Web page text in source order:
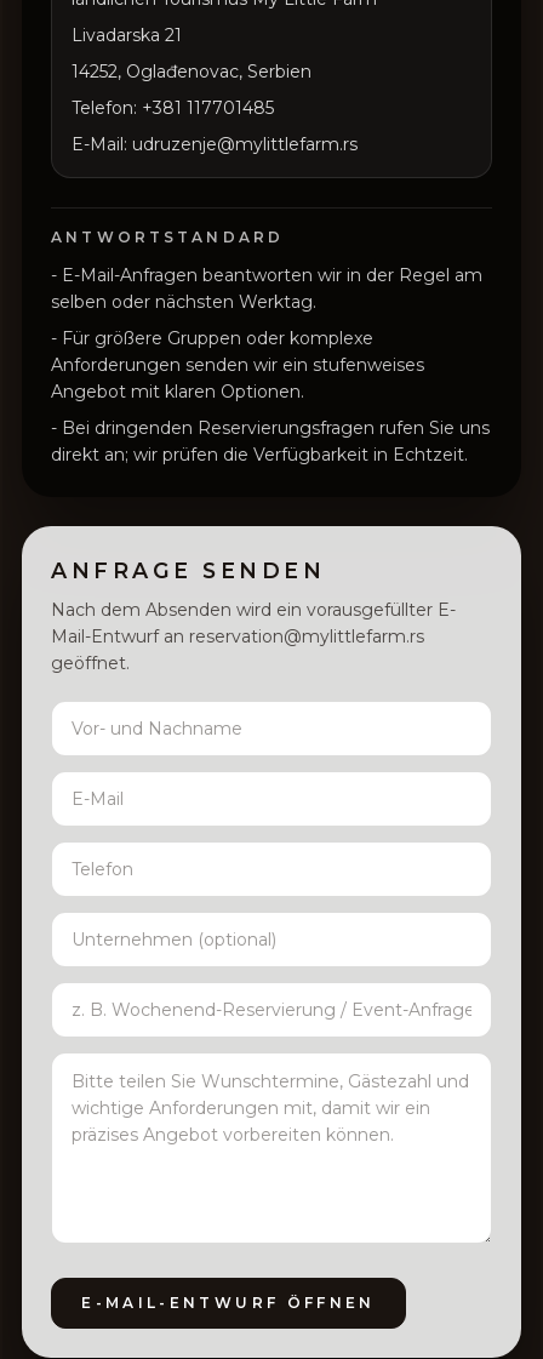
Livadarska 21
14252, Oglađenovac, Serbien
Telefon: +381 117701485
E-Mail: udruzenje@mylittlefarm.rs
ANTWORTSTANDARD
- E-Mail-Anfragen beantworten wir in der Regel am
selben oder nächsten Werktag.
- Für größere Gruppen oder komplexe
Anforderungen senden wir ein stufenweises
Angebot mit klaren Optionen.
- Bei dringenden Reservierungsfragen rufen Sie uns
direkt an; wir prüfen die Verfügbarkeit in Echtzeit.
ANFRAGE SENDEN
Nach dem Absenden wird ein vorausgefüllter E-
Mail-Entwurf an reservation@mylittlefarm.rs
geöffnet.
E-MAIL-ENTWURF ÖFFNEN